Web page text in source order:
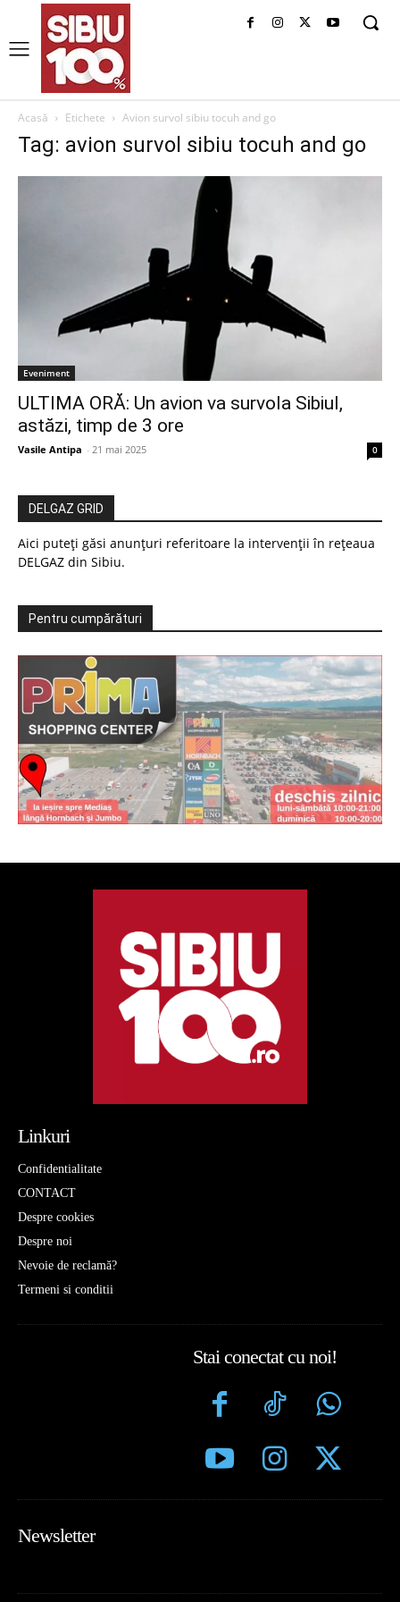
Acasă Etichete Avion survol sibiu tocuh and go
Tag: avion survol sibiu tocuh and go
Eveniment
ULTIMA ORĂ: Un avion va survola Sibiul,
astăzi, timp de 3 ore
Vasile Antipa - 21 mai 2025 0
DELGAZ GRID
Aici puteți găsi anunțuri referitoare la intervenții în rețeaua
DELGAZ din Sibiu.
Pentru cumpărături
Linkuri
Confidentialitate
CONTACT
Despre cookies
Despre noi
Nevoie de reclamă?
Termeni si conditii
Stai conectat cu noi!
Newsletter